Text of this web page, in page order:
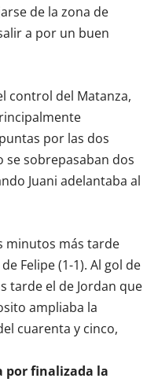
de la zona de
a por un buen
control del Matanza,
por las dos
se sobrepasaban dos
Juani adelantaba al
minutos más tarde
Felipe (1-1). Al gol de
tarde el de Jordan que
ampliaba la
cuarenta y cinco,
por finalizada la